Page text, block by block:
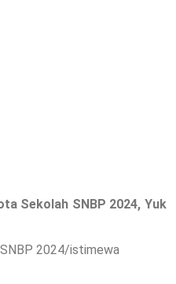
Sekolah SNBP 2024, Yuk
2024/istimewa